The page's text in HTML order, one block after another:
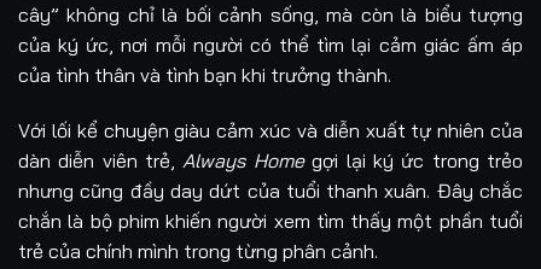
cây” không chỉ là bối cảnh sống, mà còn là biểu tượng
của ký ức, nơi mỗi người có thể tìm lại cảm giác ấm áp
của tình thân và tình bạn khi trưởng thành.
Với lối kể chuyện giàu cảm xúc và diễn xuất tự nhiên của
dàn diễn viên trẻ, Always Homegợi lại ký ức trong trẻo
nhưng cũng đầy day dứt của tuổi thanh xuân. Đây chắc
chắn là bộ phim khiến người xem tìm thấy một phần tuổi
trẻ của chính mình trong từng phân cảnh.